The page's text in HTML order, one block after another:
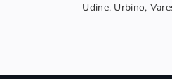
Udine, Urbino,